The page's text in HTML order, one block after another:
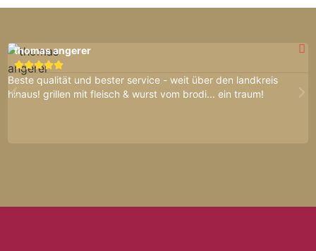
thomas angerer

Beste qualität und bester service - weit über den landkreis
hinaus! grillen mit fleisch & wurst vom brodi... ein traum!